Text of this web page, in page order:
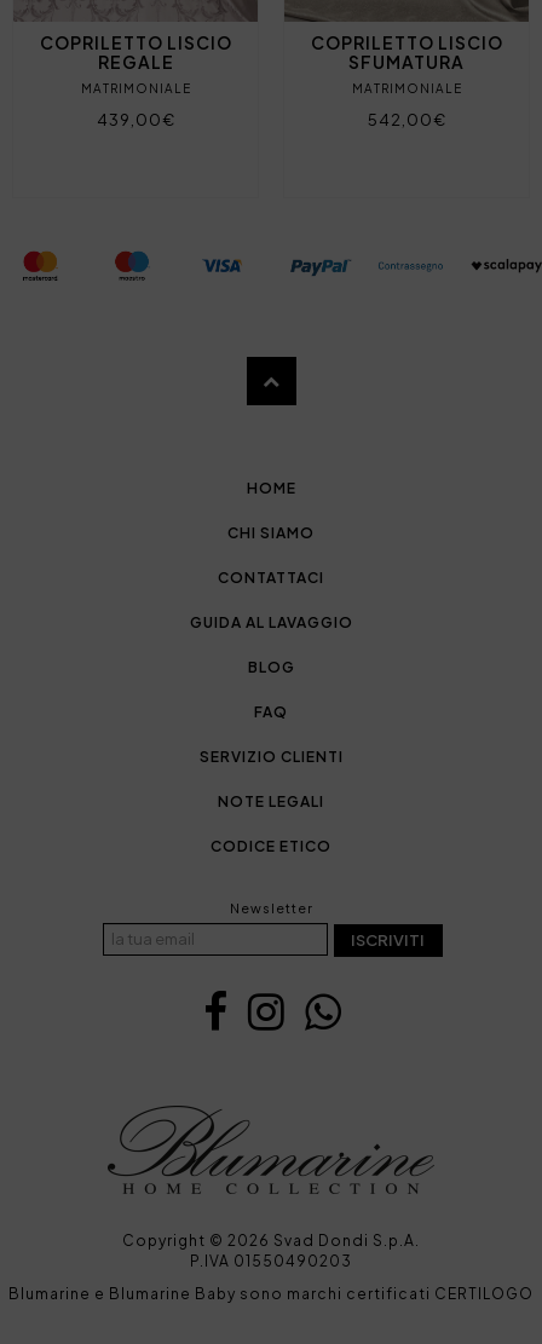
COPRILETTO LISCIO
REGALE
MATRIMONIALE
439,00€
COPRILETTO LISCIO
SFUMATURA
MATRIMONIALE
542,00€
HOME
CHI SIAMO
CONTATTACI
GUIDA AL LAVAGGIO
BLOG
FAQ
SERVIZIO CLIENTI
NOTE LEGALI
CODICE ETICO
Newsletter
ISCRIVITI
Copyright © 2026 Svad Dondi S.p.A.
P.IVA 01550490203
Blumarine e Blumarine Baby sono marchi certificati CERTILOGO